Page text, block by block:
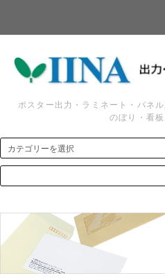
ポスター出力・ラミネート・パネ
のぼり・看